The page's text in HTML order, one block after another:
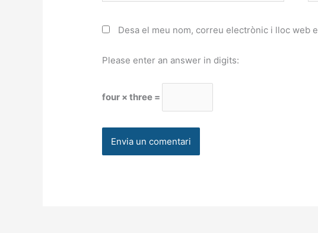
Desa el meu nom, correu electrònic i lloc web
Please enter an answer in digits:
four × three =